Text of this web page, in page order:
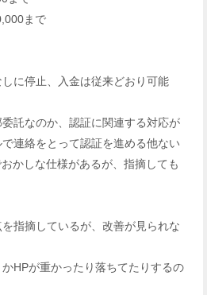
まで
に停止、入金は従来どおり可能
託なのか、認証に関連する対応が
連絡をとって認証を進める他ない
かしな仕様があるが、指摘しても
指摘しているが、改善が見られな
HPが重かったり落ちてたりするの